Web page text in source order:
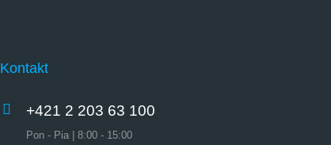
Kontakt
+421 2 203 63 100
Pon - Pia | 8:00 - 15:00